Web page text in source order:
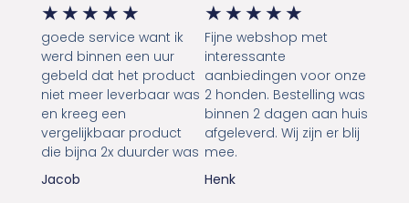
★ ★ ★ ★ ★
goede service want ik
werd binnen een uur
gebeld dat het product
niet meer leverbaar was
en kreeg een
vergelijkbaar product
die bijna 2x duurder was
Jacob
★ ★ ★ ★ ★
Fijne webshop met
interessante
aanbiedingen voor onze
2 honden. Bestelling was
binnen 2 dagen aan huis
afgeleverd. Wij zijn er blij
mee.
Henk